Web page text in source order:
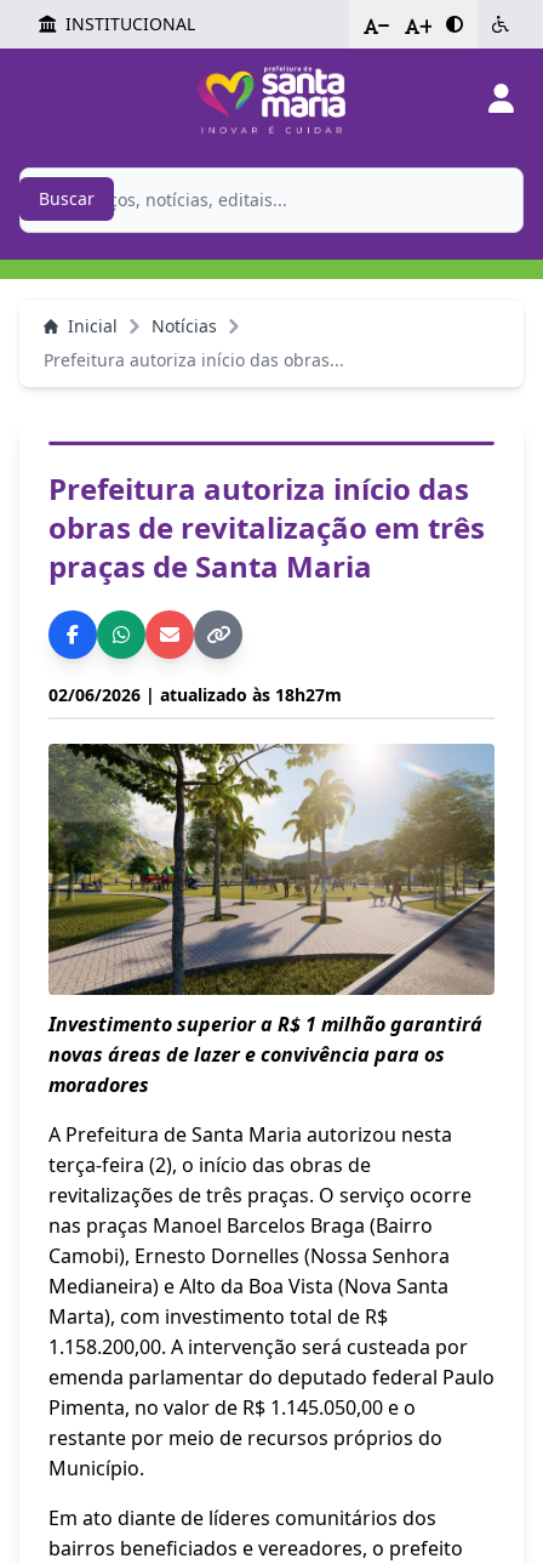
INSTITUCIONAL - +
Buscar
Inicial
Notícias
Prefeitura autoriza início das obras...
Prefeitura autoriza início das
obras de revitalização em três
praças de Santa Maria
02/06/2026 | atualizado às 18h27m
Investimento superior a R$ 1 milhão garantirá
novas áreas de lazer e convivência para os
moradores
A Prefeitura de Santa Maria autorizou nesta
terça-feira (2), o início das obras de
revitalizações de três praças. O serviço ocorre
nas praças Manoel Barcelos Braga (Bairro
Camobi), Ernesto Dornelles (Nossa Senhora
Medianeira) e Alto da Boa Vista (Nova Santa
Marta), com investimento total de R$
1.158.200,00. A intervenção será custeada por
emenda parlamentar do deputado federal Paulo
Pimenta, no valor de R$ 1.145.050,00 e o
restante por meio de recursos próprios do
Município.
Em ato diante de líderes comunitários dos
bairros beneficiados e vereadores, o prefeito